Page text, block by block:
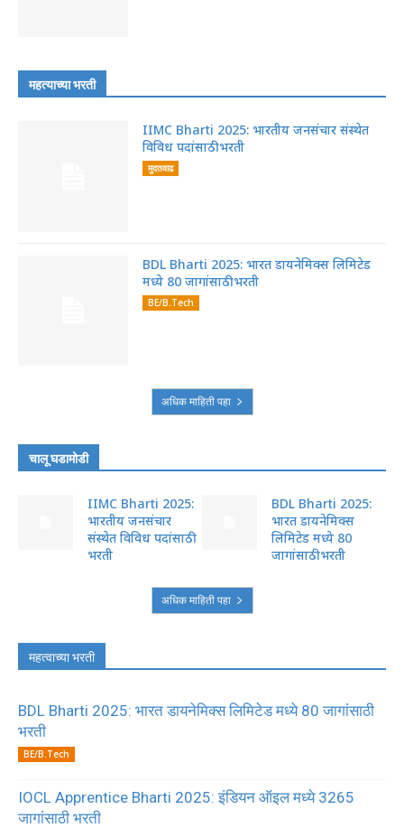
महत्याच्या भरती
IIMC Bharti 2025: भारतीय जनसंचार संस्थेत
विविध पदांसाठी भरती
मुदतवाढ
BDL Bharti 2025: भारत डायनेमिक्स लिमिटेड
मध्ये 80 जागांसाठी भरती
BE/B.Tech
अधिक माहिती पहा
चालू घडामोडी
IIMC Bharti 2025:
भारतीय जनसंचार
संस्थेत विविध पदांसाठी
भरती
BDL Bharti 2025:
भारत डायनेमिक्स
लिमिटेड मध्ये 80
जागांसाठी भरती
अधिक माहिती पहा
महत्वाच्या भरती
BDL Bharti 2025: भारत डायनेमिक्स लिमिटेड मध्ये 80 जागांसाठी
भरती
BE/B.Tech
IOCL Apprentice Bharti 2025: इंडियन ऑइल मध्ये 3265
जागांसाठी भरती